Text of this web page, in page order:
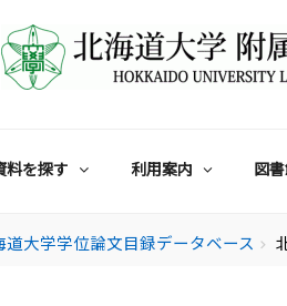
料を探す 利用案内 図
道大学学位論文目録データベース chevron_right